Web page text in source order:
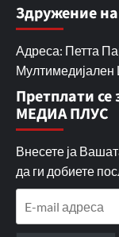
Здружение
Адреса: Петта
Мултимедијален
Претплати
МЕДИА ПЛУС
Внесете ја
да ги добиете